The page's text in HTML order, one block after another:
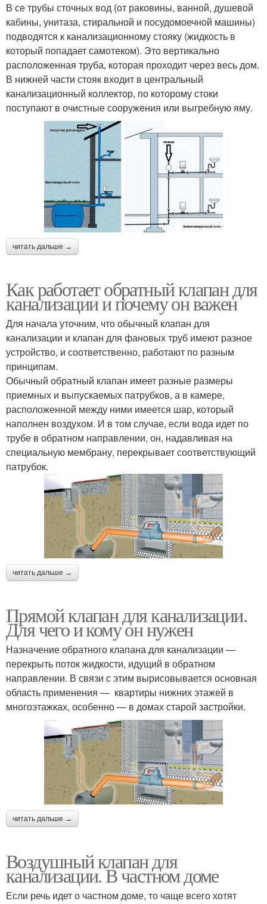
В се трубы сточных вод (от раковины, ванной, душевой
кабины, унитаза, стиральной и посудомоечной машины)
подводятся к канализационному стояку (жидкость в
который попадает самотеком). Это вертикально
расположенная труба, которая проходит через весь дом.
В нижней части стояк входит в центральный
канализационный коллектор, по которому стоки
поступают в очистные сооружения или выгребную яму.
читать дальше →
Как работает обратный клапан для
канализации и почему он важен
Для начала уточним, что обычный клапан для
канализации и клапан для фановых труб имеют разное
устройство, и соответственно, работают по разным
принципам.
Обычный обратный клапан имеет разные размеры
приемных и выпускаемых патрубков, а в камере,
расположенной между ними имеется шар, который
наполнен воздухом. И в том случае, если вода идет по
трубе в обратном направлении, он, надавливая на
специальную мембрану, перекрывает соответствующий
патрубок.
читать дальше →
Прямой клапан для канализации.
Для чего и кому он нужен
Назначение обратного клапана для канализации —
перекрыть поток жидкости, идущий в обратном
направлении. В связи с этим вырисовывается основная
область применения — квартиры нижних этажей в
многоэтажках, особенно — в домах старой застройки.
читать дальше →
Воздушный клапан для
канализации. В частном доме
Если речь идет о частном доме, то чаще всего хотят